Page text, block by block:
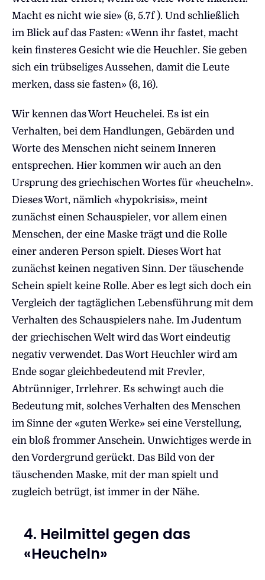
Macht es nicht wie sie» (6, 5.7f ). Und schließlich
im Blick auf das Fasten: «Wenn ihr fastet, macht
kein finsteres Gesicht wie die Heuchler. Sie geben
sich ein trübseliges Aussehen, damit die Leute
merken, dass sie fasten» (6, 16).
Wir kennen das Wort Heuchelei. Es ist ein
Verhalten, bei dem Handlungen, Gebärden und
Worte des Menschen nicht seinem Inneren
entsprechen. Hier kommen wir auch an den
Ursprung des griechischen Wortes für «heucheln».
Dieses Wort, nämlich «hypokrisis», meint
zunächst einen Schauspieler, vor allem einen
Menschen, der eine Maske trägt und die Rolle
einer anderen Person spielt. Dieses Wort hat
zunächst keinen negativen Sinn. Der täuschende
Schein spielt keine Rolle. Aber es legt sich doch ein
Vergleich der tagtäglichen Lebensführung mit dem
Verhalten des Schauspielers nahe. Im Judentum
der griechischen Welt wird das Wort eindeutig
negativ verwendet. Das Wort Heuchler wird am
Ende sogar gleichbedeutend mit Frevler,
Abtrünniger, Irrlehrer. Es schwingt auch die
Bedeutung mit, solches Verhalten des Menschen
im Sinne der «guten Werke» sei eine Verstellung,
ein bloß frommer Anschein. Unwichtiges werde in
den Vordergrund gerückt. Das Bild von der
täuschenden Maske, mit der man spielt und
zugleich betrügt, ist immer in der Nähe.
4. Heilmittel gegen das
«Heucheln»